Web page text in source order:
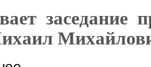
заседание